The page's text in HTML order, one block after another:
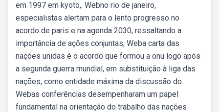
em 1997 em kyoto,. Webno rio de janeiro,
especialistas alertam para o lento progresso no
acordo de paris e na agenda 2030, ressaltando a
importância de ações conjuntas; Weba carta das
nações unidas é o acordo que formou a onu logo após
a segunda guerra mundial, em substituição à liga das
nações, como entidade máxima da discussão do.
Webas conferências desempenharam um papel
fundamental na orientação do trabalho das nações